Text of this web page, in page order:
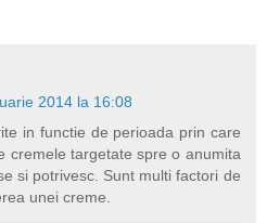
2014 la 16:08
in functie de perioada prin care
cremele targetate spre o anumita
si potrivesc. Sunt multi factori de
unei creme.